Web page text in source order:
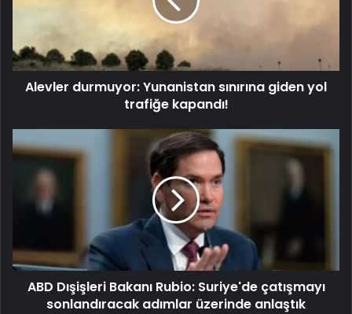
Alevler durmuyor: Yunanistan sınırına giden yol
trafiğe kapandı!
ABD Dışişleri Bakanı Rubio: Suriye'de çatışmayı
sonlandıracak adımlar üzerinde anlaştık